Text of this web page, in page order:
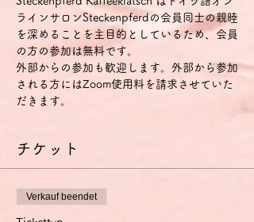
ラインサロンSteckenpferdの会員同士の親睦
を深めることを主目的としているため、会員
の方の参加は無料です。
外部からの参加も歓迎します。外部から参加
される方にはZoom使用料を請求させていた
だきます。
チケット
Verkauf beendet